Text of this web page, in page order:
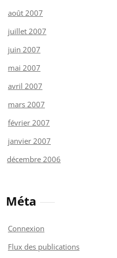
août 2007
juillet 2007
juin 2007
mai 2007
avril 2007
mars 2007
février 2007
janvier 2007
décembre 2006
Méta
Connexion
Flux des publications